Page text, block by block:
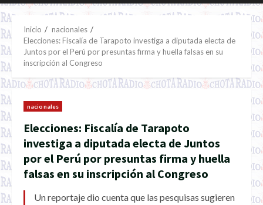
principal
Inicio
nacionales
Elecciones: Fiscalía de Tarapoto investiga a diputada electa de
Juntos por el Perú por presuntas firma y huella falsas en su
inscripción al Congreso
nacionales
Elecciones: Fiscalía de Tarapoto
investiga a diputada electa de Juntos
por el Perú por presuntas firma y huella
falsas en su inscripción al Congreso
Un reportaje dio cuenta que las pesquisas sugieren